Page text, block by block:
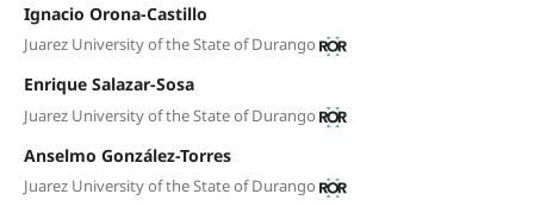
Ignacio Orona-Castillo
Juarez University of the State of Durango
Enrique Salazar-Sosa
Juarez University of the State of Durango
Anselmo González-Torres
Juarez University of the State of Durango